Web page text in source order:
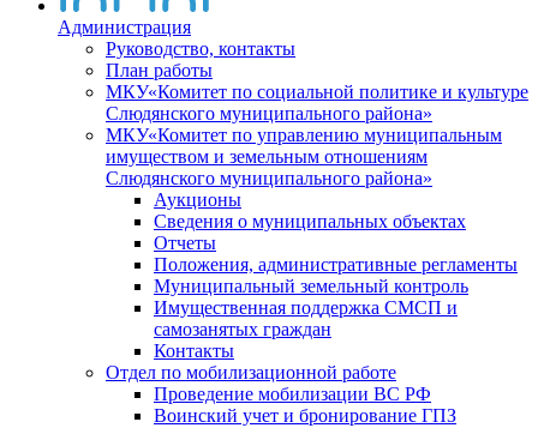
Администрация
Руководство, контакты
План работы
МКУ«Комитет по социальной политике и культуре
Слюдянского муниципального района»
МКУ«Комитет по управлению муниципальным
имуществом и земельным отношениям
Слюдянского муниципального района»
Аукционы
Сведения о муниципальных объектах
Отчеты
Положения, административные регламенты
Муниципальный земельный контроль
Имущественная поддержка СМСП и
самозанятых граждан
Контакты
Отдел по мобилизационной работе
Проведение мобилизации ВС РФ
Воинский учет и бронирование ГПЗ